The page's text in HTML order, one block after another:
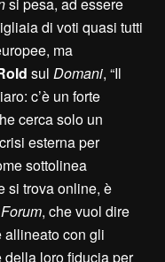
di voti quasi tutti
ma
sul Domani, “Il
c’è un forte
cerca solo un
esterna per
sottolinea
si trova online, è
, che vuol dire
allineato con gli
loro fiducia per